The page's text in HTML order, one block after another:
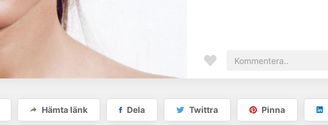
Hämta länk Dela Twittra Pinna